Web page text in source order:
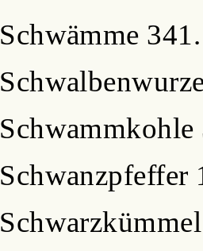
Schwämme 341.
Schwammkohle
Schwanzpfeffer